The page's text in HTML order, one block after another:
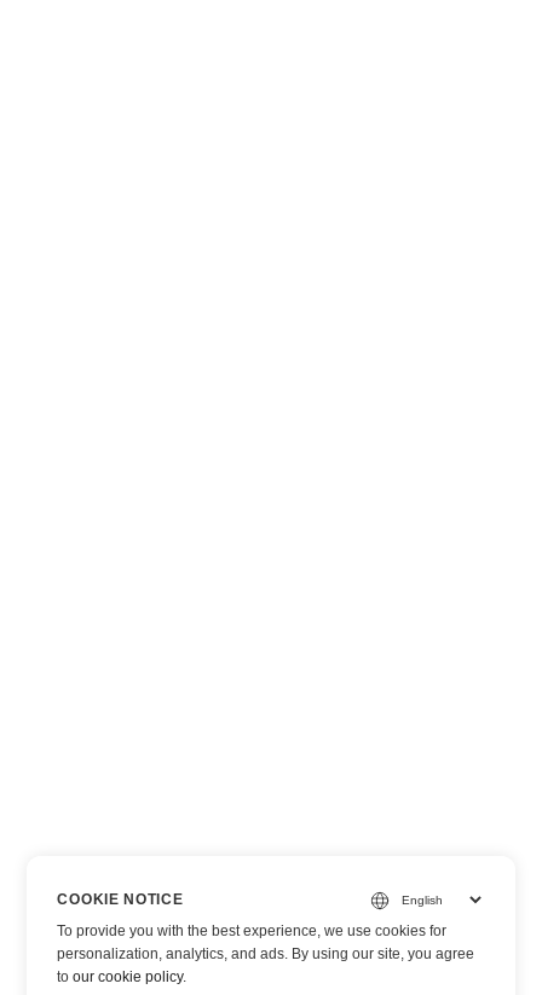
COOKIE NOTICE
To provide you with the best experience, we use cookies for
personalization, analytics, and ads. By using our site, you agree
toour cookie policy.